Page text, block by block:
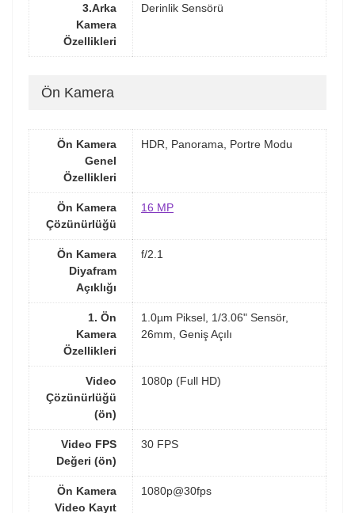
3.Arka
Kamera
Özellikleri
Derinlik Sensörü
Ön Kamera
Ön Kamera
Genel
Özellikleri
HDR, Panorama, Portre Modu
Ön Kamera
Çözünürlüğü
16 MP
Ön Kamera
Diyafram
Açıklığı
f/2.1
1. Ön
Kamera
Özellikleri
1.0µm Piksel, 1/3.06" Sensör,
26mm, Geniş Açılı
Video
Çözünürlüğü
(ön)
1080p (Full HD)
Video FPS
Değeri (ön)
30 FPS
Ön Kamera
Video Kayıt
1080p@30fps